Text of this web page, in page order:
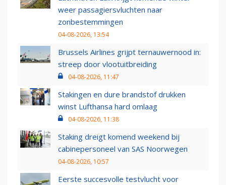
weer passagiersvluchten naar
zonbestemmingen
04-08-2026, 13:54
Brussels Airlines grijpt ternauwernood in:
streep door vlootuitbreiding
04-08-2026, 11:47
Stakingen en dure brandstof drukken
winst Lufthansa hard omlaag
04-08-2026, 11:38
Staking dreigt komend weekend bij
cabinepersoneel van SAS Noorwegen
04-08-2026, 10:57
Eerste succesvolle testvlucht voor